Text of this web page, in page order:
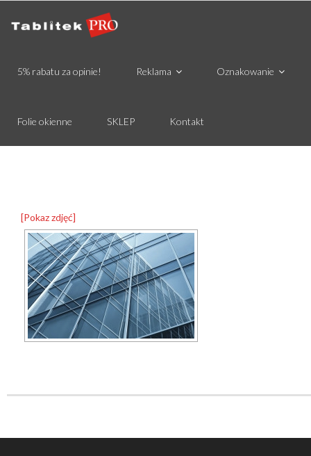
5% rabatu za opinie! Reklama Oznakowanie
Folie okienne SKLEP Kontakt
[Pokaz zdjęć]